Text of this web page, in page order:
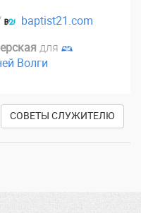
baptist21.com
для
Волги
СОВЕТЫ СЛУЖИТЕЛЮ